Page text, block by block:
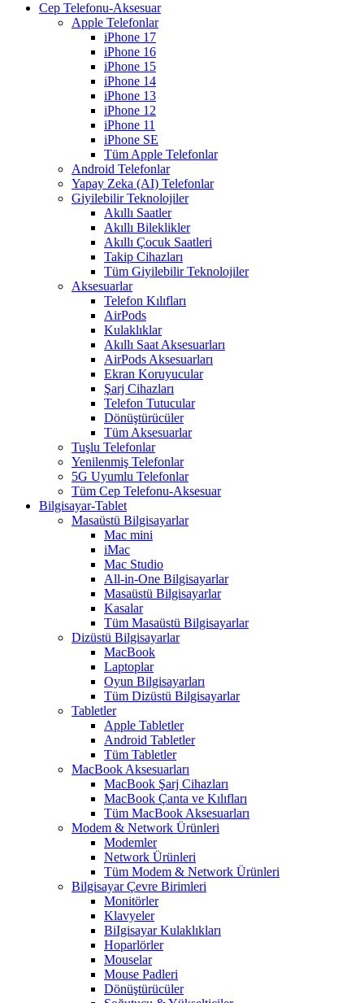
Cep Telefonu-Aksesuar
Apple Telefonlar
iPhone 17
iPhone 16
iPhone 15
iPhone 14
iPhone 13
iPhone 12
iPhone 11
iPhone SE
Tüm Apple Telefonlar
Android Telefonlar
Yapay Zeka (AI) Telefonlar
Giyilebilir Teknolojiler
Akıllı Saatler
Akıllı Bileklikler
Akıllı Çocuk Saatleri
Takip Cihazları
Tüm Giyilebilir Teknolojiler
Aksesuarlar
Telefon Kılıfları
AirPods
Kulaklıklar
Akıllı Saat Aksesuarları
AirPods Aksesuarları
Ekran Koruyucular
Şarj Cihazları
Telefon Tutucular
Dönüştürücüler
Tüm Aksesuarlar
Tuşlu Telefonlar
Yenilenmiş Telefonlar
5G Uyumlu Telefonlar
Tüm Cep Telefonu-Aksesuar
Bilgisayar-Tablet
Masaüstü Bilgisayarlar
Mac mini
iMac
Mac Studio
All-in-One Bilgisayarlar
Masaüstü Bilgisayarlar
Kasalar
Tüm Masaüstü Bilgisayarlar
Dizüstü Bilgisayarlar
MacBook
Laptoplar
Oyun Bilgisayarları
Tüm Dizüstü Bilgisayarlar
Tabletler
Apple Tabletler
Android Tabletler
Tüm Tabletler
MacBook Aksesuarları
MacBook Şarj Cihazları
MacBook Çanta ve Kılıfları
Tüm MacBook Aksesuarları
Modem & Network Ürünleri
Modemler
Network Ürünleri
Tüm Modem & Network Ürünleri
Bilgisayar Çevre Birimleri
Monitörler
Klavyeler
BiIgisayar Kulaklıkları
Hoparlörler
Mouselar
Mouse Padleri
Dönüştürücüler